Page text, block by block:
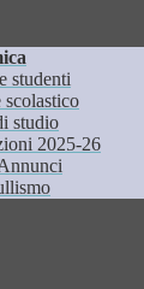
studenti
scolastico
studio
2025-26